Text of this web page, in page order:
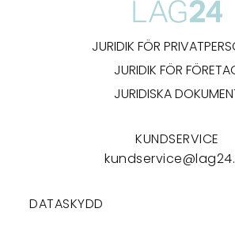
JURIDIK FÖR
JURIDIK FÖR
JURIDISKA
KUNDSERVICE
DATASKYDD